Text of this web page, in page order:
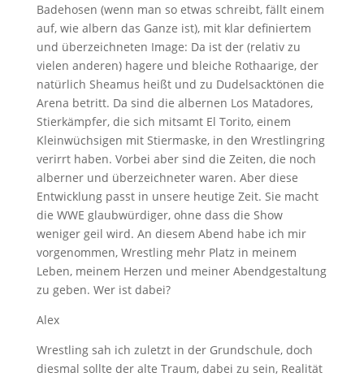
Badehosen (wenn man so etwas schreibt, fällt einem
auf, wie albern das Ganze ist), mit klar definiertem
und überzeichneten Image: Da ist der (relativ zu
vielen anderen) hagere und bleiche Rothaarige, der
natürlich Sheamus heißt und zu Dudelsacktönen die
Arena betritt. Da sind die albernen Los Matadores,
Stierkämpfer, die sich mitsamt El Torito, einem
Kleinwüchsigen mit Stiermaske, in den Wrestlingring
verirrt haben. Vorbei aber sind die Zeiten, die noch
alberner und überzeichneter waren. Aber diese
Entwicklung passt in unsere heutige Zeit. Sie macht
die WWE glaubwürdiger, ohne dass die Show
weniger geil wird. An diesem Abend habe ich mir
vorgenommen, Wrestling mehr Platz in meinem
Leben, meinem Herzen und meiner Abendgestaltung
zu geben. Wer ist dabei?
Alex
Wrestling sah ich zuletzt in der Grundschule, doch
diesmal sollte der alte Traum, dabei zu sein, Realität